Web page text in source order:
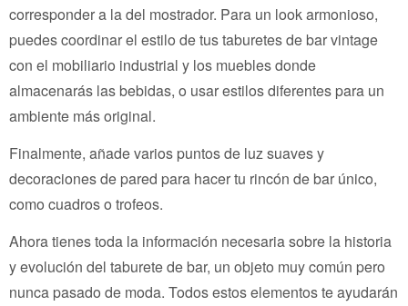
corresponder a la del mostrador. Para un look armonioso,
puedes coordinar el estilo de tus taburetes de bar vintage
con el mobiliario industrial y los muebles donde
almacenarás las bebidas, o usar estilos diferentes para un
ambiente más original.
Finalmente, añade varios puntos de luz suaves y
decoraciones de pared para hacer tu rincón de bar único,
como cuadros o trofeos.
Ahora tienes toda la información necesaria sobre la historia
y evolución del taburete de bar, un objeto muy común pero
nunca pasado de moda. Todos estos elementos te ayudarán